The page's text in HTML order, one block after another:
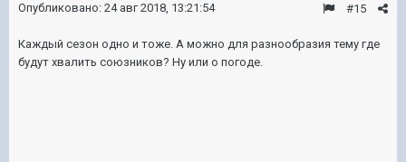
#15
Опубликовано: 24 авг 2018, 13:21:54
Каждый сезон одно и тоже. А можно для разнообразия тему где
будут хвалить союзников? Ну или о погоде.